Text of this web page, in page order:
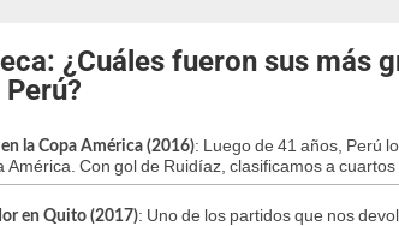
¿Cuáles fueron sus más
la Copa América (2016): Luego de 41 años, Perú
América. Con gol de Ruidíaz, clasificamos a cuartos
en Quito (2017): Uno de los partidos que nos